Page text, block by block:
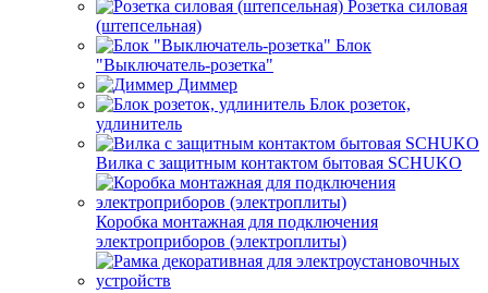
Розетка силовая
(штепсельная)
Блок
"Выключатель-розетка"
Диммер
Блок розеток,
удлинитель
Вилка с защитным контактом бытовая SCHUKO
Коробка монтажная для подключения
электроприборов (электроплиты)